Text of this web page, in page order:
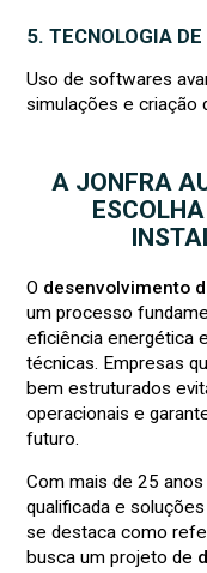
5. TECNOLOGIA
Uso de softwares
simulações e criação
A JONFRA
O desenvolvimento
um processo
eficiência energética
técnicas. Empresas
bem estruturados
operacionais e
futuro.
Com mais de 25
qualificada e
se destaca como
busca um projeto de